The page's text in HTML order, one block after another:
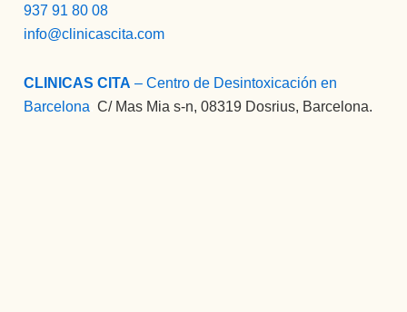
937 91 80 08
info@clinicascita.com
CLINICAS CITA – Centro de Desintoxicación en
Barcelona :C/ Mas Mia s-n, 08319 Dosrius, Barcelona.